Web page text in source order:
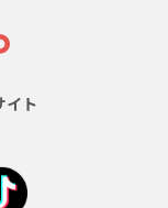
イト